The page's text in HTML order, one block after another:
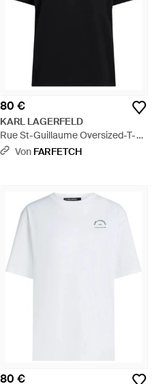
80 €
KARL LAGERFELD
Rue St-Guillaume Oversized-T-
Shirt - Schwarz
Von FARFETCH
80 €